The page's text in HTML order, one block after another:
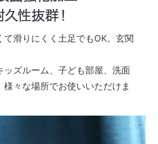
滑りにくく土足でもOK。玄関
ズルーム、子ども部屋、洗面
々な場所でお使いいただけま